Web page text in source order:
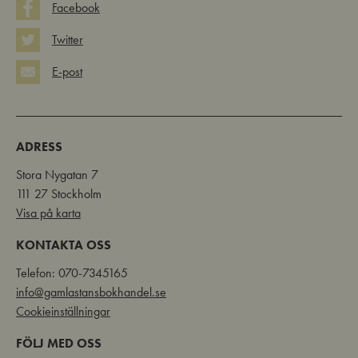
Facebook
Twitter
E-post
ADRESS
Stora Nygatan 7
111 27 Stockholm
Visa på karta
KONTAKTA OSS
Telefon: 070-7345165
info@gamlastansbokhandel.se
Cookieinställningar
FÖLJ MED OSS